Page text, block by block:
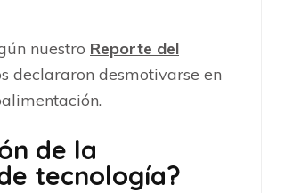
nuestro Reporte del
declararon desmotivarse en
de la
tecnología?